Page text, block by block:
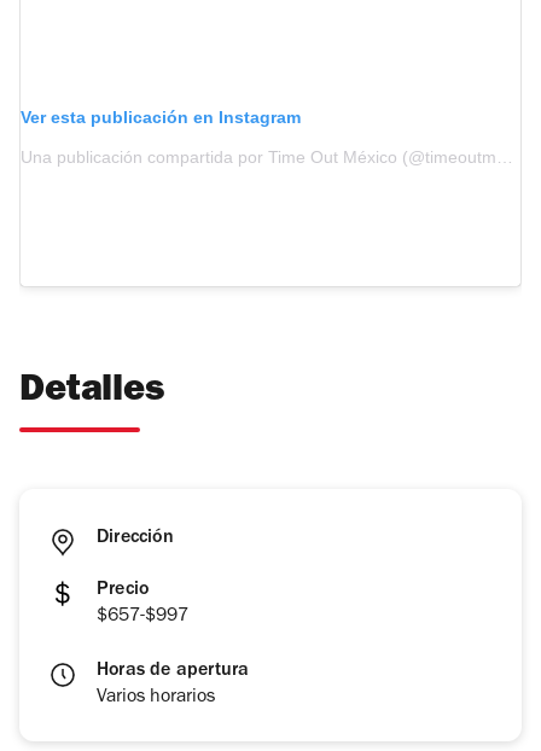
Ver esta publicación en Instagram
Una publicación compartida por Time Out México (@timeoutmexico)
Detalles
Dirección
Precio
$657-$997
Horas de apertura
Varios horarios